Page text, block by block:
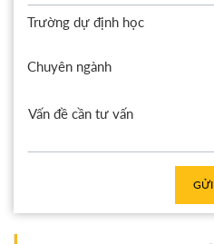
Trường dự định học
Chuyên ngành
GỬI